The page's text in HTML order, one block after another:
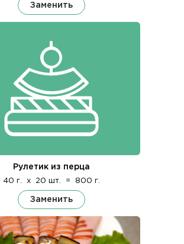
Заменить
Рулетик из перца
40 г. x 20 шт. = 800 г.
Заменить